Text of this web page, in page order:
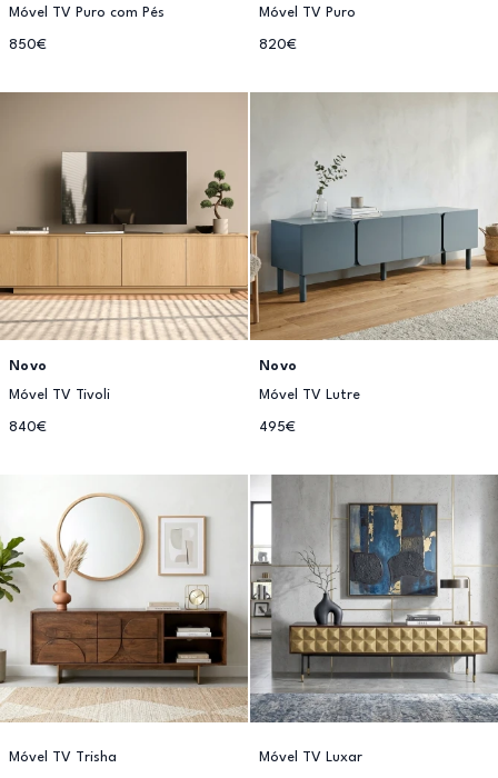
Móvel TV Puro com Pés
850€
Móvel TV Puro
820€
Novo
Móvel TV Tivoli
840€
Novo
Móvel TV Lutre
495€
Móvel TV Trisha Móvel TV Luxar